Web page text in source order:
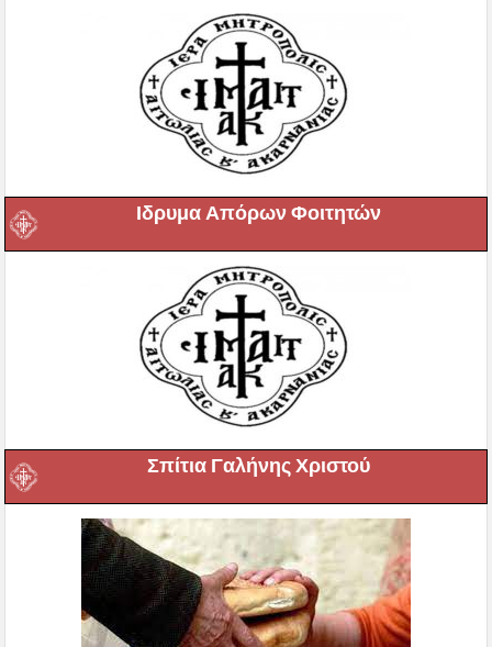
Ιδρυμα Απόρων Φοιτητών
Σπίτια Γαλήνης Χριστού